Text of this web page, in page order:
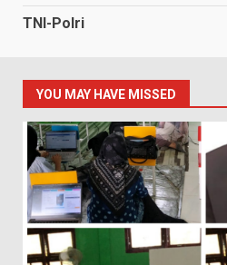
TNI-Polri
YOU MAY HAVE MISSED